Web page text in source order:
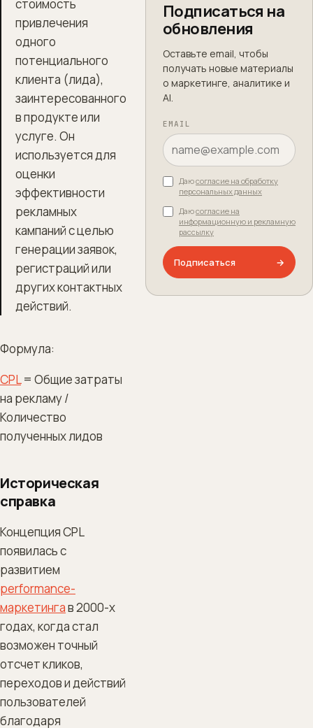
стоимость
привлечения
одного
потенциального
клиента (лида),
заинтересованного
в продукте или
услуге. Он
используется для
оценки
эффективности
рекламных
кампаний с целью
генерации заявок,
регистраций или
других контактных
действий.
Формула:
CPL= Общие затраты
на рекламу /
Количество
полученных лидов
Историческая
справка
Концепция CPL
появилась с
развитием
performance-
маркетингав 2000-х
годах, когда стал
возможен точный
отсчет кликов,
переходов и действий
пользователей
благодаря
Подписаться на
обновления
Оставьте email, чтобы
получать новые материалы
о маркетинге, аналитике и
AI.
EMAIL
Даюсогласие на обработку
персональных данных
Даюсогласие на
информационную и рекламную
рассылку
Подписаться →